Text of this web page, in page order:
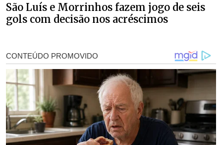
São Luís e Morrinhos fazem jogo de seis
gols com decisão nos acréscimos